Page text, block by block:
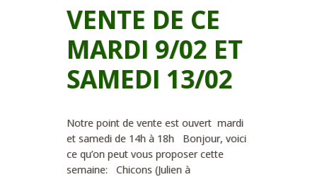
VENTE DE CE
MARDI 9/02 ET
SAMEDI 13/02
Notre point de vente est ouvert mardi
et samedi de 14h à 18h Bonjour, voici
ce qu’on peut vous proposer cette
semaine: Chicons (Julien à